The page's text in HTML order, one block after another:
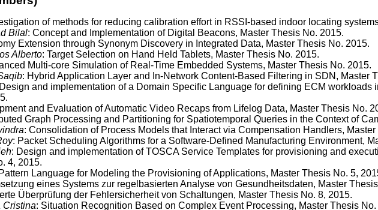
of methods for reducing calibration effort in RSSI-based indoor locating
Bilal: Concept and Implementation of Digital Beacons, Master Thesis No. 2015.
Extension through Synonym Discovery in Integrated Data, Master Thesis No. 2015.
Alberto: Target Selection on Hand Held Tablets, Master Thesis No. 2015.
Multi-core Simulation of Real-Time Embedded Systems, Master Thesis No. 2015.
: Hybrid Application Layer and In-Network Content-Based Filtering in SDN, Master
and implementation of a Domain Specific Language for defining ECM workloads
and Evaluation of Automatic Video Recaps from Lifelog Data, Master Thesis No.
Graph Processing and Partitioning for Spatiotemporal Queries in the Context of
: Consolidation of Process Models that Interact via Compensation Handlers,
: Packet Scheduling Algorithms for a Software-Defined Manufacturing Environment,
: Design and implementation of TOSCA Service Templates for provisioning and
4, 2015.
Language for Modeling the Provisioning of Applications, Master Thesis No. 5,
eines Systems zur regelbasierten Analyse von Gesundheitsdaten, Master
Überprüfung der Fehlersicherheit von Schaltungen, Master Thesis No. 8, 2015.
Cristina: Situation Recognition Based on Complex Event Processing, Master Thesis No.